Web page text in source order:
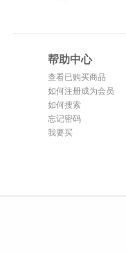
帮助中心
查看已购买商品
如何注册成为会员
如何搜索
忘记密码
我要买